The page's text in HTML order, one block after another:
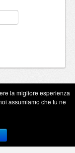
la migliore esperienza
assumiamo che tu ne